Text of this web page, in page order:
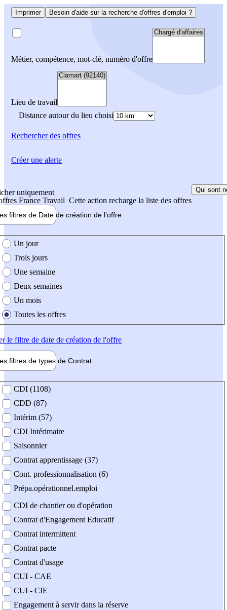
Imprimer Besoin d'aide sur la recherche d'offres d'emploi ?
Métier, compétence, mot-clé, numéro d'offre
Lieu de travail
Distance autour du lieu choisi
Rechercherdes offres
uniquement
France Travail Cette action recharge la liste des offres
Qui sont
filtres de Date de création de l'offre
création de l'offre
Un jour
Trois jours
Une semaine
Deux semaines
Un mois
Toutes les offres
le filtre de date de création de l'offre
filtres de types de Contrat
contrat
CDI (1108)
CDD (87)
Intérim (57)
CDI Intérimaire
Saisonnier
Contrat apprentissage (37)
Cont. professionnalisation (6)
Prépa.opérationnel.emploi
CDI de chantier ou d'opération
Contrat d'Engagement Educatif
Contrat intermittent
Contrat pacte
Contrat d'usage
CUI - CAE
CUI - CIE
Engagement à servir dans la réserve
Créer une alerte